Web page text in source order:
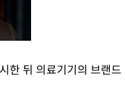
한 뒤 의료기기의 브랜드